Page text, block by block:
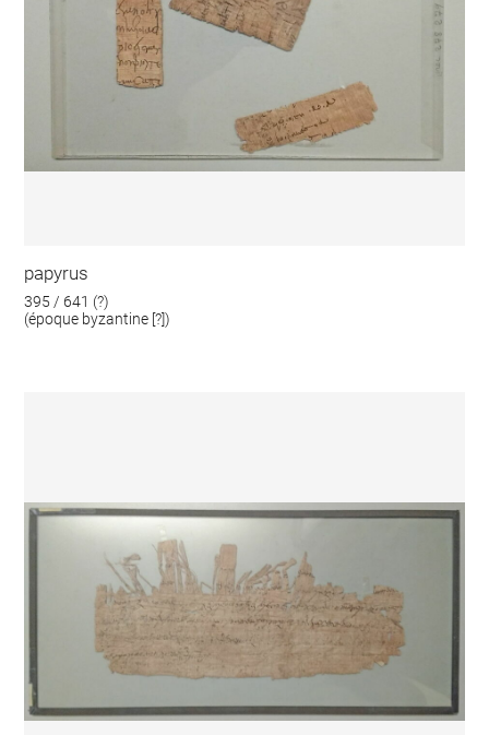
papyrus
395 / 641 (?)
(époque byzantine [?])